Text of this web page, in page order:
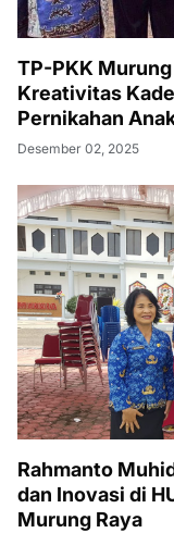
TP-PKK
Kreativitas
Pernikahan
Desember 02, 2025
Rahmanto
dan Inovasi di
Murung Raya